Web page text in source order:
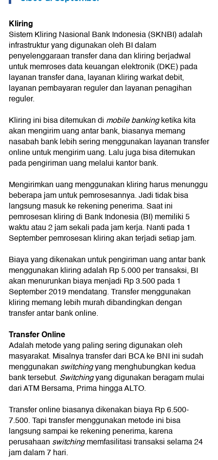
Kliring
Sistem Kliring Nasional Bank Indonesia (SKNBI) adalah
infrastruktur yang digunakan oleh BI dalam
penyelenggaraan transfer dana dan kliring berjadwal
untuk memroses data keuangan elektronik (DKE) pada
layanan transfer dana, layanan kliring warkat debit,
layanan pembayaran reguler dan layanan penagihan
reguler.
Kliring ini bisa ditemukan di mobile bankingketika kita
akan mengirim uang antar bank, biasanya memang
nasabah bank lebih sering menggunakan layanan transfer
online untuk mengirim uang. Lalu juga bisa ditemukan
pada pengiriman uang melalui kantor bank.
Mengirimkan uang menggunakan kliring harus menunggu
beberapa jam untuk pemrosesannya. Jadi tidak bisa
langsung masuk ke rekening penerima. Saat ini
pemrosesan kliring di Bank Indonesia (BI) memiliki 5
waktu atau 2 jam sekali pada jam kerja. Nanti pada 1
September pemrosesan kliring akan terjadi setiap jam.
Biaya yang dikenakan untuk pengiriman uang antar bank
menggunakan kliring adalah Rp 5.000 per transaksi, BI
akan menurunkan biaya menjadi Rp 3.500 pada 1
September 2019 mendatang. Transfer menggunakan
kliring memang lebih murah dibandingkan dengan
transfer antar bank online.
Transfer Online
Adalah metode yang paling sering digunakan oleh
masyarakat. Misalnya transfer dari BCA ke BNI ini sudah
menggunakan switchingyang menghubungkan kedua
bank tersebut. Switchingyang digunakan beragam mulai
dari ATM Bersama, Prima hingga ALTO.
Transfer online biasanya dikenakan biaya Rp 6.500-
7.500. Tapi transfer menggunakan metode ini bisa
langsung sampai ke rekening penerima, karena
perusahaan switchingmemfasilitasi transaksi selama 24
jam dalam 7 hari.